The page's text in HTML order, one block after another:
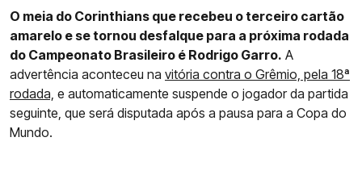
O meia do Corinthians que recebeu o terceiro cartão
amarelo e se tornou desfalque para a próxima rodada
do Campeonato Brasileiro é Rodrigo Garro. A
advertência aconteceu na vitória contra o Grêmio, pela 18ª
rodada, e automaticamente suspende o jogador da partida
seguinte, que será disputada após a pausa para a Copa do
Mundo.